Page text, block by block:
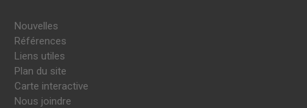
Nouvelles
Références
Liens utiles
Plan du site
Carte interactive
Nous joindre